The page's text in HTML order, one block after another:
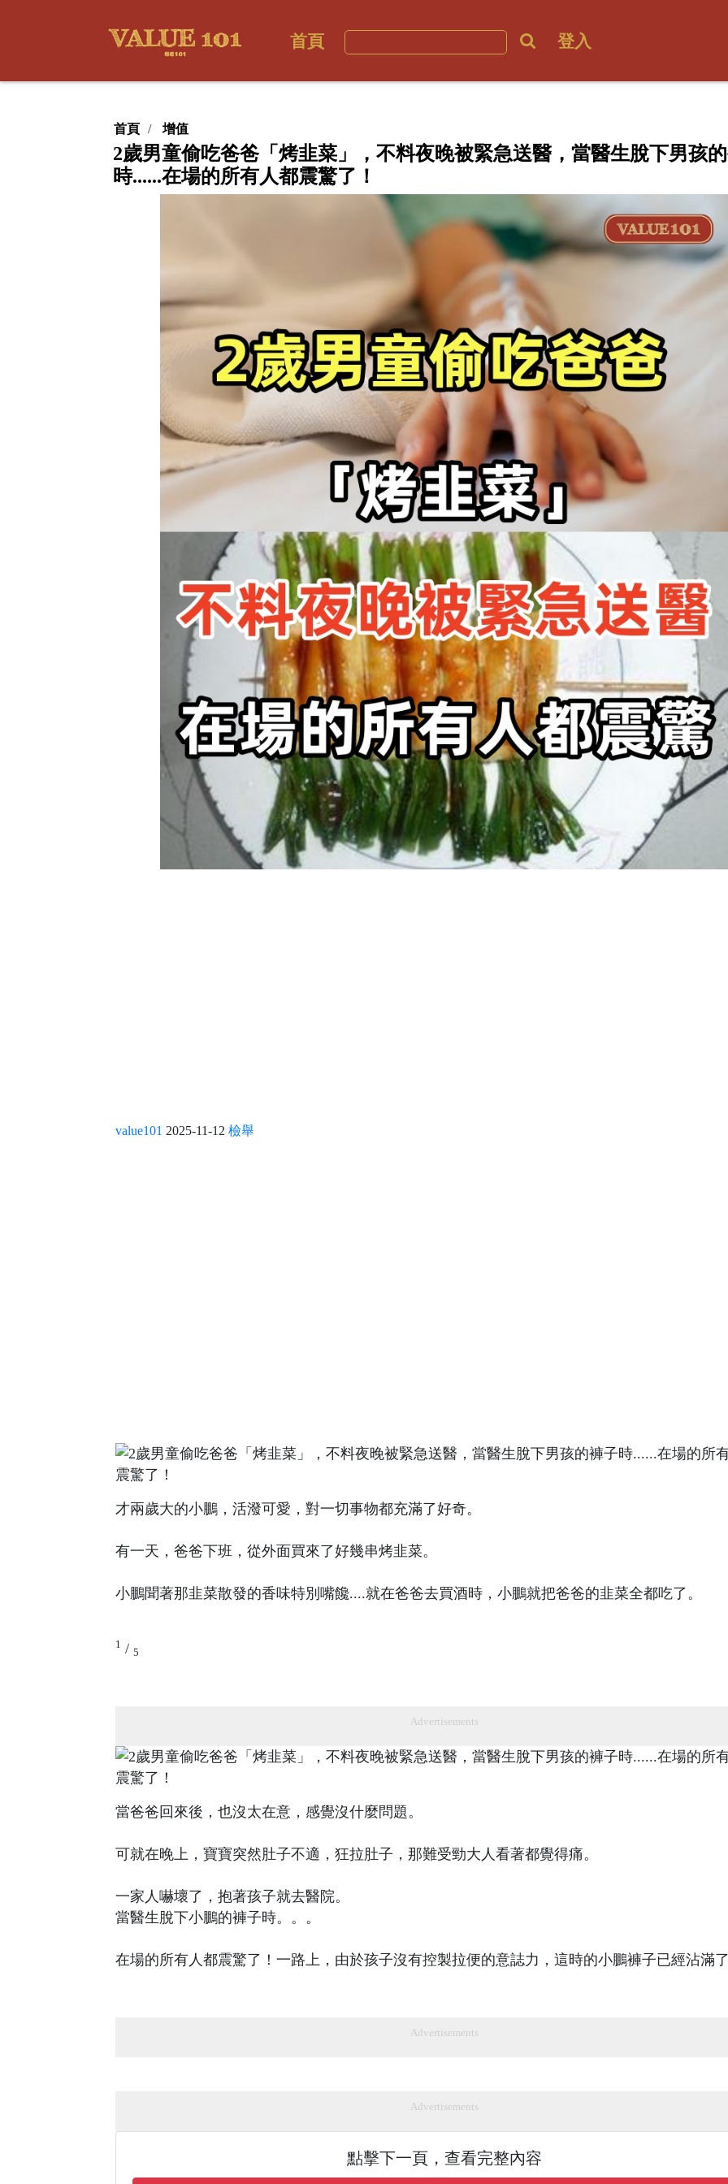
首頁 登入
首頁 增值
2歲男童偷吃爸爸「烤韭菜」，不料夜晚被緊急送醫，當醫生脫下男孩
時......在場的所有人都震驚了！
value101 2025-11-12 檢舉
才兩歲大的小鵬，活潑可愛，對一切事物都充滿了好奇。
有一天，爸爸下班，從外面買來了好幾串烤韭菜。
小鵬聞著那韭菜散發的香味特別嘴饞....就在爸爸去買酒時，小鵬就把爸爸的韭菜全都吃了。
1 / 5
Advertisements
當爸爸回來後，也沒太在意，感覺沒什麼問題。
可就在晚上，寶寶突然肚子不適，狂拉肚子，那難受勁大人看著都覺得痛。
一家人嚇壞了，抱著孩子就去醫院。
當醫生脫下小鵬的褲子時。。。
在場的所有人都震驚了！一路上，由於孩子沒有控製拉便的意誌力，這時的小鵬褲子已經沾滿
Advertisements
Advertisements
點擊下一頁，查看完整內容